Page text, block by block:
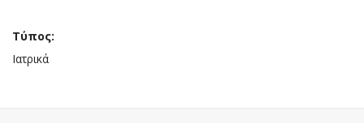
Τύπος:
Ιατρικά